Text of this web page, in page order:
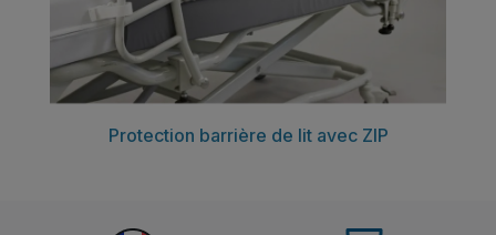
Découvrir
Protection barrière de lit avec ZIP